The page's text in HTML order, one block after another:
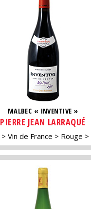
MALBEC « INVENTIVE »
PIERRE JEAN LARRAQUÉ
Vin de France Rouge